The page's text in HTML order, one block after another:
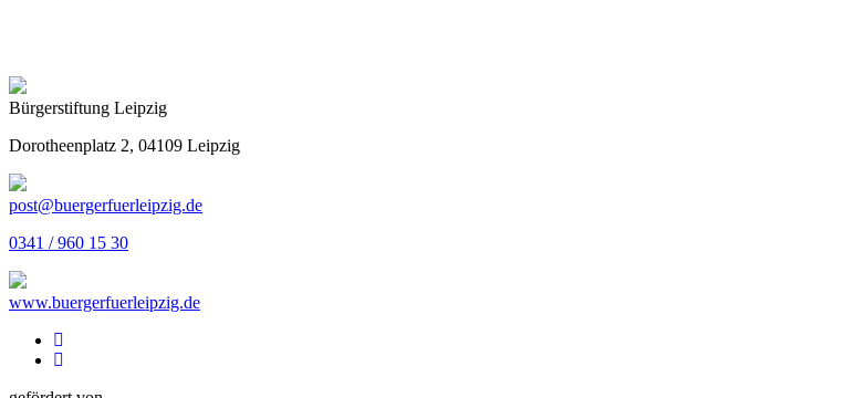
Bürgerstiftung Leipzig
Dorotheenplatz 2, 04109 Leipzig
post@buergerfuerleipzig.de
0341 / 960 15 30
www.buergerfuerleipzig.de